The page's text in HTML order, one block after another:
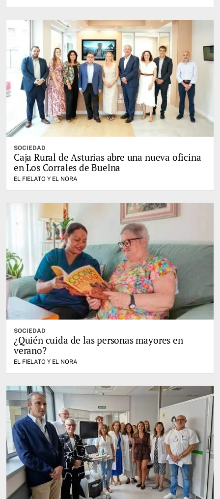
SOCIEDAD
Caja Rural de Asturias abre una nueva oficina
en Los Corrales de Buelna
EL FIELATO Y EL NORA
SOCIEDAD
¿Quién cuida de las personas mayores en
verano?
EL FIELATO Y EL NORA